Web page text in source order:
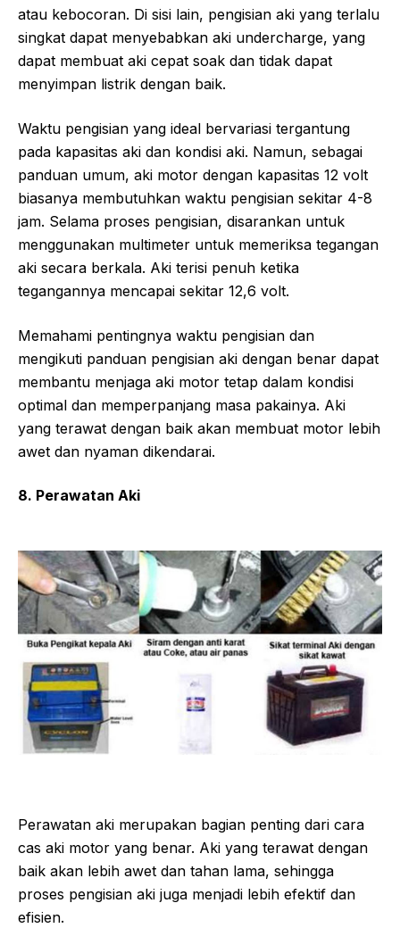
atau kebocoran. Di sisi lain, pengisian aki yang terlalu
singkat dapat menyebabkan aki undercharge, yang
dapat membuat aki cepat soak dan tidak dapat
menyimpan listrik dengan baik.
Waktu pengisian yang ideal bervariasi tergantung
pada kapasitas aki dan kondisi aki. Namun, sebagai
panduan umum, aki motor dengan kapasitas 12 volt
biasanya membutuhkan waktu pengisian sekitar 4-8
jam. Selama proses pengisian, disarankan untuk
menggunakan multimeter untuk memeriksa tegangan
aki secara berkala. Aki terisi penuh ketika
tegangannya mencapai sekitar 12,6 volt.
Memahami pentingnya waktu pengisian dan
mengikuti panduan pengisian aki dengan benar dapat
membantu menjaga aki motor tetap dalam kondisi
optimal dan memperpanjang masa pakainya. Aki
yang terawat dengan baik akan membuat motor lebih
awet dan nyaman dikendarai.
8. Perawatan Aki
Perawatan aki merupakan bagian penting dari cara
cas aki motor yang benar. Aki yang terawat dengan
baik akan lebih awet dan tahan lama, sehingga
proses pengisian aki juga menjadi lebih efektif dan
efisien.